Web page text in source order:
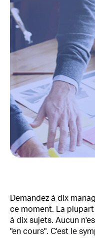
Demandez à dix
ce moment. La
à dix sujets. Aucun
"en cours". C'est le